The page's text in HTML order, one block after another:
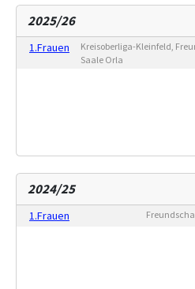
2025/26
1.Frauen
Kreisoberliga-Kleinfeld,
Saale Orla
2024/25
1.Frauen